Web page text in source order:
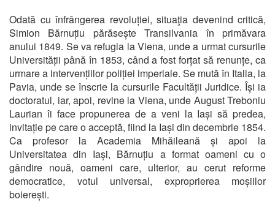
Odată cu înfrângerea revoluției, situaţia devenind critică,
Simion Bărnuțiu părăsește Transilvania în primăvara
anului 1849. Se va refugia la Viena, unde a urmat cursurile
Universității până în 1853, când a fost forțat să renunțe, ca
urmare a intervențiilor poliției imperiale. Se mută în Italia, la
Pavia, unde se înscrie la cursurile Facultății Juridice. Își ia
doctoratul, iar, apoi, revine la Viena, unde August Treboniu
Laurian îi face propunerea de a veni la Iași să predea,
invitație pe care o acceptă, fiind la Iași din decembrie 1854.
Ca profesor la Academia Mihăileană și apoi la
Universitatea din Iași, Bărnuțiu a format oameni cu o
gândire nouă, oameni care, ulterior, au cerut reforme
democratice, votul universal, exproprierea moșiilor
boierești.